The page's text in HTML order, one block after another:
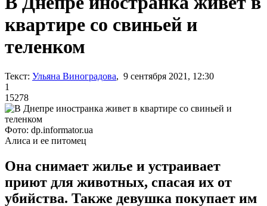
квартире со свиньей и
теленком
Текст: Ульяна Виноградова, 9 сентября 2021, 12:30
1
15278
Фото: dp.informator.ua
Алиса и ее питомец
Она снимает жилье и устраивает
приют для животных, спасая их от
убийства. Также девушка покупает им